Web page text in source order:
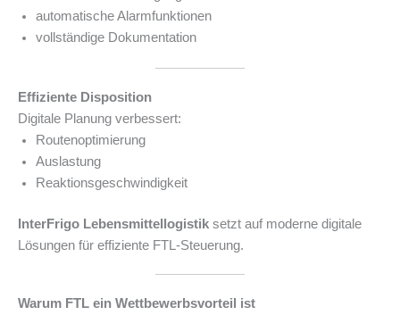
automatische Alarmfunktionen
vollständige Dokumentation
Effiziente Disposition
Digitale Planung verbessert:
Routenoptimierung
Auslastung
Reaktionsgeschwindigkeit
InterFrigo Lebensmittellogistik setzt auf moderne digitale
Lösungen für effiziente FTL-Steuerung.
Warum FTL ein Wettbewerbsvorteil ist